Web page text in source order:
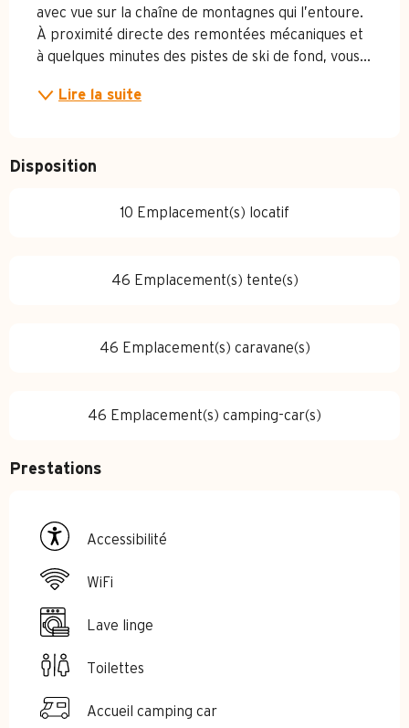
avec vue sur la chaîne de montagnes qui l’entoure.
À proximité directe des remontées mécaniques et
à quelques minutes des pistes de ski de fond, vous...
Lire la suite
Disposition
10 Emplacement(s) locatif
46 Emplacement(s) tente(s)
46 Emplacement(s) caravane(s)
46 Emplacement(s) camping-car(s)
Prestations
Accessibilité
WiFi
Lave linge
Toilettes
Accueil camping car